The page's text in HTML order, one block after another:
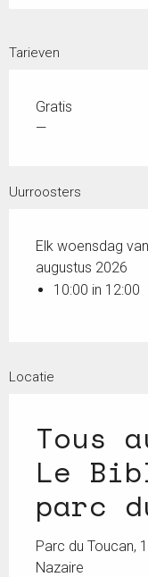
Tarieven
Gratis
—
Uurroosters
Elk woensdag
augustus 2026
10:00 in 12:00
Locatie
Tous
Le
parc
Parc du Toucan,
Nazaire